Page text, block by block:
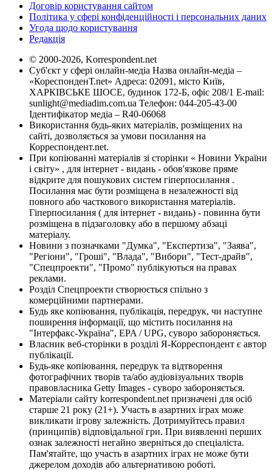
Договір користування сайтом
Політика у сфері конфіденційності і персональних даних
Угода щодо користування
Редакція
© 2000-2026, Korrespondent.net
Суб'єкт у сфері онлайн-медіа Назва онлайн-медіа –
«КореспонденТ.net» Адреса: 02091, місто Київ,
ХАРКІВСЬКЕ ШОСЕ, будинок 172-Б, офіс 208/1 E-mail:
sunlight@mediadim.com.ua Телефон: 044-205-43-00
Ідентифікатор медіа – R40-06068
Використання будь-яких матеріалів, розміщених на
сайті, дозволяється за умови посилання на
Корреспондент.net.
При копіюванні матеріалів зі сторінки « Новини України
і світу» , для інтернет - видань - обов'язкове пряме
відкрите для пошукових систем гіперпосилання .
Посилання має бути розміщена в незалежності від
повного або часткового використання матеріалів.
Гіперпосилання ( для інтернет - видань) - повинна бути
розміщена в підзаголовку або в першому абзаці
матеріалу.
Новини з позначками "Думка", "Експертиза", "Заява",
"Регіони", "Гроші", "Влада", "Вибори", "Тест-драйв",
"Спецпроекти", "Промо" публікуються на правах
реклами.
Розділ Спецпроекти створюється спільно з
комерційними партнерами.
Будь яке копіювання, публікація, передрук, чи наступне
поширення інформації, що містить посилання на
"Інтерфакс-Україна", EPA / UPG, суворо забороняється.
Власник веб-сторінки в розділі Я-Корреспондент є автор
публікації.
Будь-яке копіювання, передрук та відтворення
фотографічних творів та/або аудіовізуальних творів
правовласника Getty Images - суворо забороняється.
Матеріали сайту korrespondent.net призначені для осіб
старше 21 року (21+). Участь в азартних іграх може
викликати ігрову залежність. Дотримуйтесь правил
(принципів) відповідальної гри. При виявленні перших
ознак залежності негайно зверніться до спеціаліста.
Пам'ятайте, що участь в азартних іграх не може бути
джерелом доходів або альтернативою роботі.